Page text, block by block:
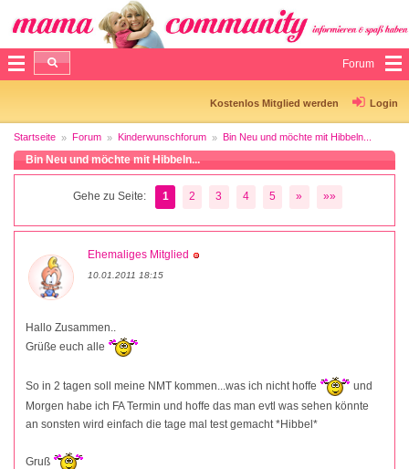
Forum
Kostenlos Mitglied werden Login
Startseite Forum Kinderwunschforum Bin Neu und möchte mit Hibbeln...
Bin Neu und möchte mit Hibbeln...
Gehe zu Seite: 1 2 3 4 5 » »»
Ehemaliges Mitglied
10.01.2011 18:15
Hallo Zusammen..
Grüße euch alle
So in 2 tagen soll meine NMT kommen...was ich nicht hoffe
und
Morgen habe ich FA Termin und hoffe das man evtl was sehen könnte
an sonsten wird einfach die tage mal test gemacht *Hibbel*
Gruß